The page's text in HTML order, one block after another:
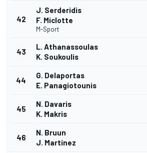
42
J. Serderidis
F. Miclotte
M-Sport
43
L. Athanassoulas
K. Soukoulis
44
G. Delaportas
E. Panagiotounis
45
N. Davaris
K. Makris
46
N. Bruun
J. Martínez